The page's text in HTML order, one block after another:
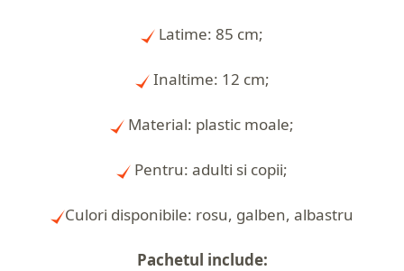
Latime: 85 cm;
Inaltime: 12 cm;
Material: plastic moale;
Pentru: adulti si copii;
Culori disponibile: rosu, galben, albastru
Pachetul include: